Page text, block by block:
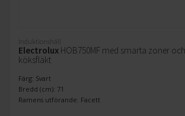
Induktionshäll
Electrolux HOB750MF med smarta zoner
köksfläkt
Färg: Svart
Bredd (cm): 71
Ramens utförande: Facett